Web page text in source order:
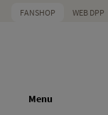
FANSHOP WEB DPP
Menu